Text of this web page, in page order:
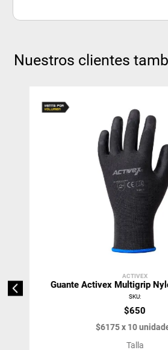
Nuestros clientes
ACTIVEX
Guante Activex Multigrip
SKU:
$650
$6175x 10
Talla